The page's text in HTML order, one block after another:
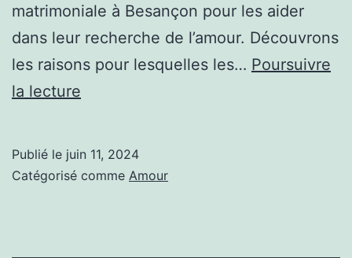
matrimoniale à Besançon pour les aider
dans leur recherche de l’amour. Découvrons
les raisons pour lesquelles les… Poursuivre
la lecture
font-
Publié le juin 11, 2024
Catégorisé comme Amour